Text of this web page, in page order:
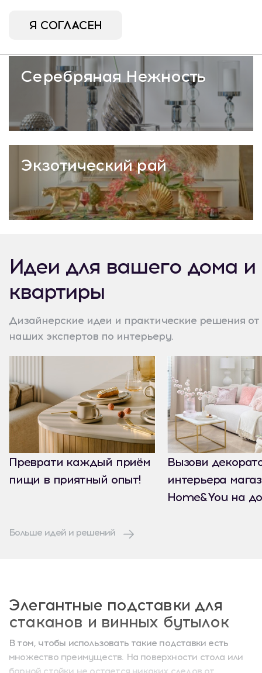
Серебряная Нежность
Экзотический рай
Идеи для вашего дома и
квартиры
Дизайнерские идеи и практические решения от
наших экспертов по интерьеру.
Преврати каждый приём
пищи в приятный опыт!
Вызови
интерьера
Home&You на
Больше идей и решений
Элегантные подставки для
стаканов и винных бутылок
В том, чтобы использовать такие подставки есть
множество преимуществ. На поверхности стола или
Я СОГЛАСЕН